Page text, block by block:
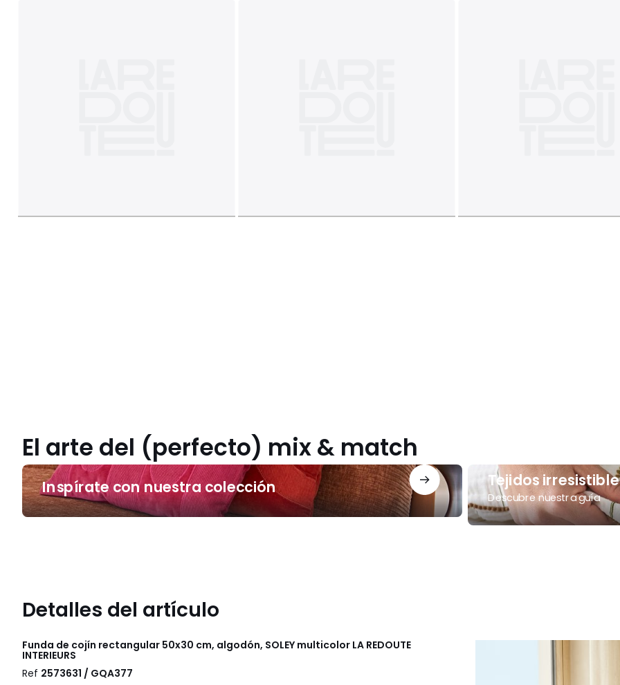
El arte del (perfecto) mix & match
Inspírate con nuestra colección
Inspírate
con
nuestra
colección
Tejidos
Descubre nuestra guía
Tejidos
irresistibles
Detalles del artículo
Funda de cojín rectangular 50x30 cm, algodón, SOLEY multicolor LA REDOUTE
INTERIEURS
Ref 2573631 / GQA377